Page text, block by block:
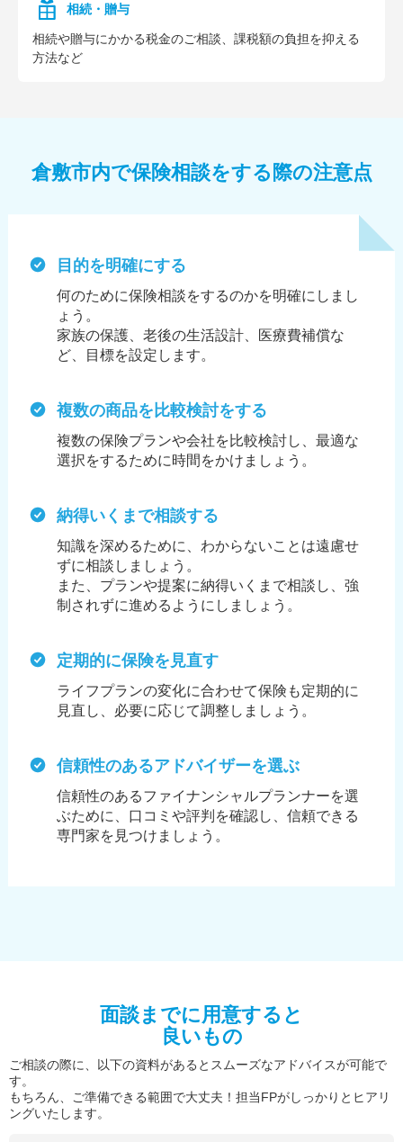
相続・贈与
相続や贈与にかかる税⾦のご相談、課税額の負担を抑える
⽅法など
倉敷市内で保険相談をする際の注意点
目的を明確にする
何のために保険相談をするのかを明確にしまし
ょう。
家族の保護、老後の生活設計、医療費補償な
ど、目標を設定します。
複数の商品を比較検討をする
複数の保険プランや会社を比較検討し、最適な
選択をするために時間をかけましょう。
納得いくまで相談する
知識を深めるために、わからないことは遠慮せ
ずに相談しましょう。
また、プランや提案に納得いくまで相談し、強
制されずに進めるようにしましょう。
定期的に保険を見直す
ライフプランの変化に合わせて保険も定期的に
見直し、必要に応じて調整しましょう。
信頼性のあるアドバイザーを選ぶ
信頼性のあるファイナンシャルプランナーを選
ぶために、 口コミや評判を確認し、信頼できる
専門家を見つけましょう。
面談までに用意すると
良いもの
ご相談の際に、以下の資料があるとスムーズなアドバイスが可能で
す。
もちろん、ご準備できる範囲で大丈夫！担当FPがしっかりとヒアリ
ングいたします。